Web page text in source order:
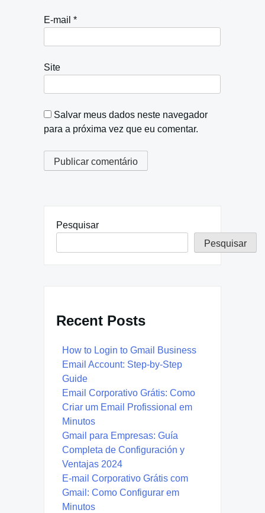
E-mail *
Site
Salvar meus dados neste navegador
para a próxima vez que eu comentar.
Pesquisar
Pesquisar
Recent Posts
How to Login to Gmail Business
Email Account: Step-by-Step
Guide
Email Corporativo Grátis: Como
Criar um Email Profissional em
Minutos
Gmail para Empresas: Guía
Completa de Configuración y
Ventajas 2024
E-mail Corporativo Grátis com
Gmail: Como Configurar em
Minutos